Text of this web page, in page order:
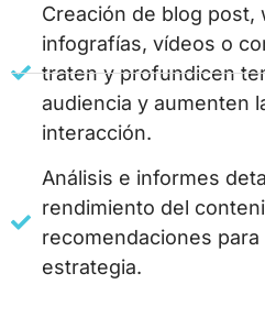
Creación de blog post,
infografías, vídeos o
traten y profundicen
audiencia y aumenten
interacción.
Análisis e informes
rendimiento del
recomendaciones
estrategia.